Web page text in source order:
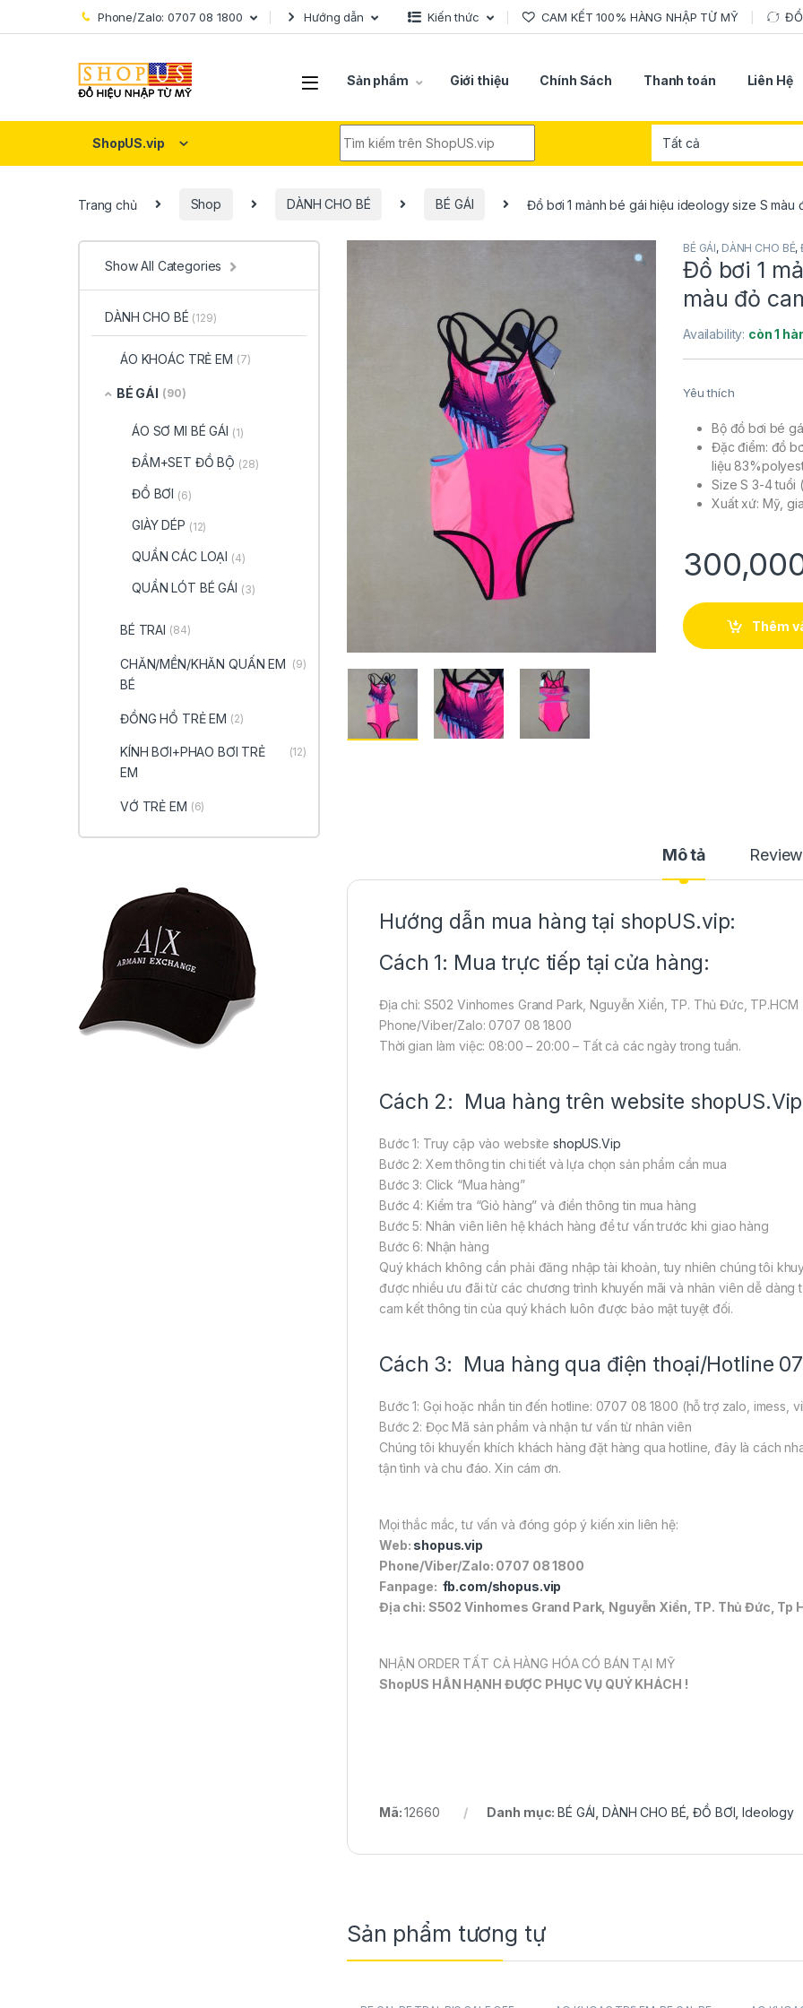
Skip to navigation
Skip to content Phone/Zalo: 0707 08 1800 Hướng dẫn Kiến thức CAM KẾT 100% HÀNG NHẬP TỪ MỸ
Sản phẩm Giới thiệu Chính Sách Thanh toán Liên Hệ
ShopUS.vip
Trang chủ Shop DÀNH CHO BÉ BÉ GÁI Đồ bơi 1 mảnh bé gái hiệu ideology size S màu
BÉ GÁI, DÀNH CHO BÉ,
Đồ bơi 1
màu đỏ
Availability: còn 1
Yêu thích
Bộ đồ bơi bé
Đặc điểm: đồ
liệu
Size S 3-4 tuổi
Xuất xứ: Mỹ,
Thêm
Mô tả
Hướng dẫn mua hàng tại shopUS.vip:
Cách 1: Mua trực tiếp tại cửa hàng:
Địa chỉ: S502 Vinhomes Grand Park, Nguyễn Xiển, TP. Thủ Đức, TP.HCM
Phone/Viber/Zalo: 0707 08 1800
Thời gian làm việc: 08:00 – 20:00 – Tất cả các ngày trong tuần.
Cách 2: Mua hàng trên website shopUS.Vip
Bước 1: Truy cập vào website shopUS.Vip
Bước 2: Xem thông tin chi tiết và lựa chọn sản phẩm cần mua
Bước 3: Click “Mua hàng”
Bước 4: Kiểm tra “Giỏ hàng” và điền thông tin mua hàng
Bước 5: Nhân viên liên hệ khách hàng để tư vấn trước khi giao hàng
Bước 6: Nhận hàng
Quý khách không cần phải đăng nhập tài khoản, tuy nhiên chúng tôi
được nhiều ưu đãi từ các chương trình khuyến mãi và nhân viên dễ
cam kết thông tin của quý khách luôn được bảo mật tuyệt đối.
Cách 3: Mua hàng qua điện thoại/Hotline
Bước 1: Gọi hoặc nhắn tin đến hotline: 0707 08 1800 (hỗ trợ zalo, imess,
Bước 2: Đọc Mã sản phẩm và nhận tư vấn từ nhân viên
Chúng tôi khuyến khích khách hàng đặt hàng qua hotline, đây là cách
tận tình và chu đáo. Xin cám ơn.
Mọi thắc mắc, tư vấn và đóng góp ý kiến xin liên hệ:
Web: shopus.vip
Phone/Viber/Zalo: 0707 08 1800
Fanpage: fb.com/shopus.vip
Địa chỉ: S502 Vinhomes Grand Park, Nguyễn Xiển, TP. Thủ Đức, Tp
NHẬN ORDER TẤT CẢ HÀNG HÓA CÓ BÁN TẠI MỸ
ShopUS HÂN HẠNH ĐƯỢC PHỤC VỤ QUÝ KHÁCH !
Mã:12660 Danh mục:BÉ GÁI DÀNH CHO BÉ ,ĐỒ BƠI ,Ideology
Sản phẩm tương tự
Show All Categories
DÀNH CHO BÉ (129)
ÁO KHOÁC TRẺ EM (7)
BÉ GÁI (90)
ÁO SƠ MI BÉ GÁI (1)
ĐẦM+SET ĐỒ BỘ (28)
ĐỒ BƠI (6)
GIÀY DÉP (12)
QUẦN CÁC LOẠI (4)
QUẦN LÓT BÉ GÁI (3)
BÉ TRAI (84)
CHĂN/MỀN/KHĂN QUẤN EM
BÉ
(9)
ĐỒNG HỒ TRẺ EM (2)
KÍNH BƠI+PHAO BƠI TRẺ
EM
(12)
VỚ TRẺ EM (6)